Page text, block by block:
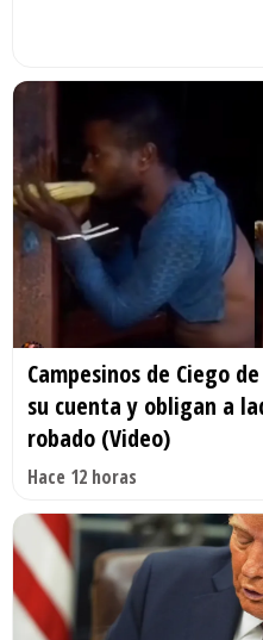
Campesinos de Ciego
su cuenta y obligan a
robado (Video)
Hace 12 horas